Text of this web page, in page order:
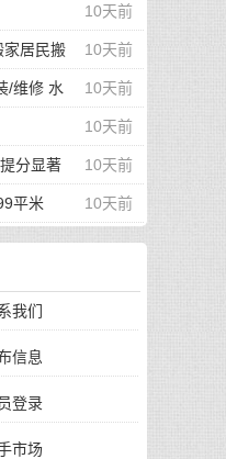
10天前
10天前
家居民搬
打包 10天前
/维修 水
10天前
10天前
分显著
10天前
平米
我们
信息
登录
市场